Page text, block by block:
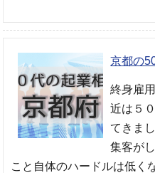
京都の
終身雇
近は５
てきま
集客が
こと自体のハードルは低く